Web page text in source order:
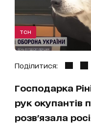
ТСН
Поділитися:
Господарка
рук окупантів
розв'язала